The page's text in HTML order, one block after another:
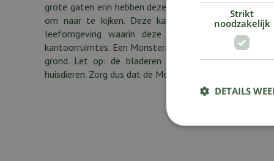
grote gaten erin hebben deze plant de bijnaam
om naar te kijken. Deze kamerplant is ook nog
leefomgeving waarin deze staat. De Gatenplant
kantoorruimtes. Een Monstera staat het liefst in de
grond. Let op: de bladeren van de Monstera zijn
huisdieren. Zorg dus dat de Monstera buiten bereik staat.
Strikt
noodzakelijk
DETAILS